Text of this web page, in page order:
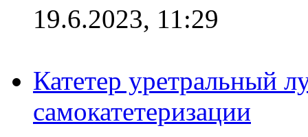
19.6.2023, 11:29
Катетер уретральный
самокатетеризации